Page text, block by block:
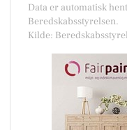
Data er automatisk
Beredskabsstyrelsen.
Kilde: